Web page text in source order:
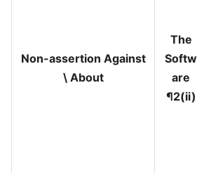
Non-assertion Against
\ About
The
Softw
are
¶2(ii)